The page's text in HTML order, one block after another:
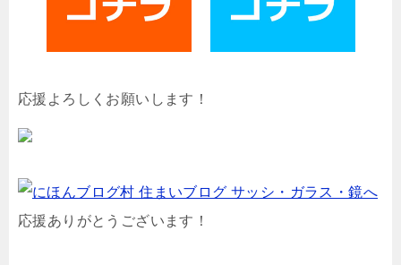
応援よろしくお願いします！
応援ありがとうございます！